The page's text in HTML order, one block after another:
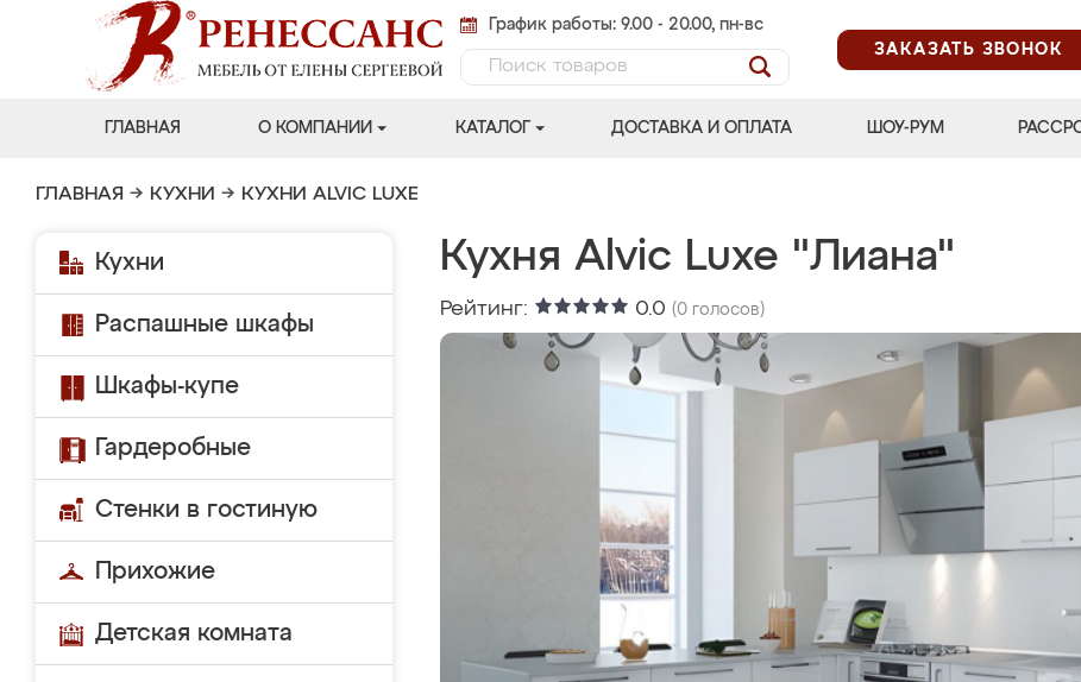
График работы: 9.00 - 20.00, пн-вс
ЗАКАЗАТЬ ЗВОНОК
ГЛАВНАЯ О КОМПАНИИ КАТАЛОГ ДОСТАВКА И ОПЛАТА ШОУ-РУМ
ГЛАВНАЯ → КУХНИ → КУХНИ ALVIC LUXE
Кухни
Распашные шкафы
Шкафы-купе
Гардеробные
Стенки в гостиную
Прихожие
Детская комната
Кухня Alvic Luxe "Лиана"
Рейтинг: 0.0 (0 голосов)